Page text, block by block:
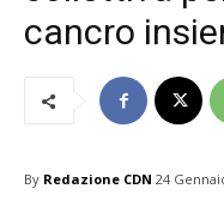
cancro
By Redazione CDN 24